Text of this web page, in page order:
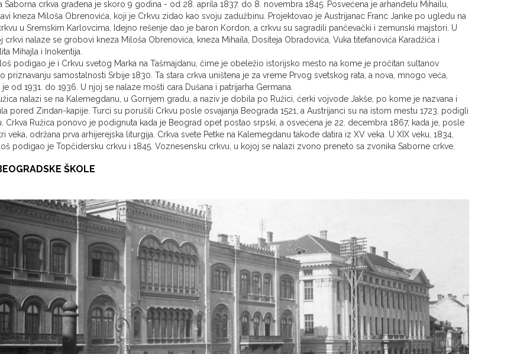
Saborna crkva građena je skoro 9 godina - od 28. aprila 1837. do 8. novembra 1845. Posvećena je arhanđelu Mihailu,
kneza Miloša Obrenovića, koji je Crkvu zidao kao svoju zadužbinu. Projektovao je Austrijanac Franc Janke po ugledu na
u Sremskim Karlovcima. Idejno rešenje dao je baron Kordon, a crkvu su sagradili pančevački i zemunski majstori. U
crkvi nalaze se grobovi kneza Miloša Obrenovića, kneza Mihaila, Dositeja Obradovića, Vuka titefanovića Karadžića i
Mihajla i Inokentija.
podigao je i Crkvu svetog Marka na Tašmajdanu, čime je obeležio istorijsko mesto na kome je pročitan sultanov
priznavanju samostalnosti Srbije 1830. Ta stara crkva uništena je za vreme Prvog svetskog rata, a nova, mnogo veća,
od 1931. do 1936. U njoj se nalaze mošti cara Dušana i patrijarha Germana.
nalazi se na Kalemegdanu, u Gornjem gradu, a naziv je dobila po Ružici, ćerki vojvode Jakše, po kome je nazvana i
pored Zindan-kapije. Turci su porušili Crkvu posle osvajanja Beograda 1521, a Austrijanci su na istom mestu 1723. podigli
Crkva Ružica ponovo je podignuta kada je Beograd opet postao srpski, a osvećena je 22. decembra 1867, kada je, posle
veka, održana prva arhijerejska liturgija. Crkva svete Petke na Kalemegdanu takođe datira iz XV veka. U XIX veku, 1834,
podigao je Topčidersku crkvu i 1845. Voznesensku crkvu, u kojoj se nalazi zvono preneto sa zvonika Saborne crkve.
ŠKOLE